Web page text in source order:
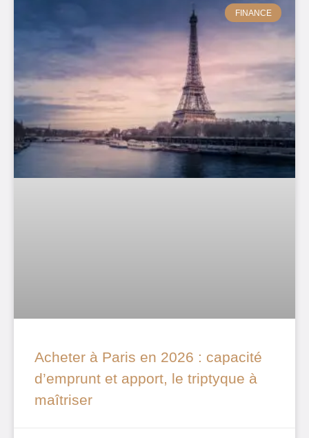
FINANCE
Acheter à Paris en 2026 : capacité
d’emprunt et apport, le triptyque à
maîtriser